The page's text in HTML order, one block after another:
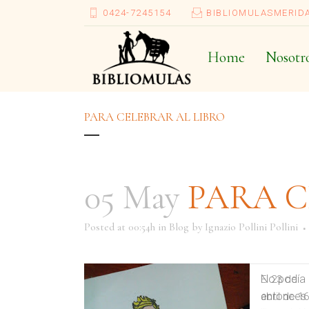
0424-7245154
Home
PARA CELEBRAR AL LIBRO
05 May PARA
Posted at 00:54h in Blog by Ignazio Pollini Pollini
El 23 de
abril de
No podía
entonces